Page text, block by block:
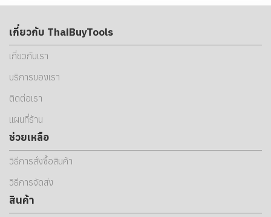
เกี่ยวกับ ThaiBuyTools
เกี่ยวกับเรา
บริการของเรา
ติดต่อเรา
แผนที่ร้าน
ช่วยเหลือ
วิธีการสั่งซื้อสินค้า
วิธีการจัดส่ง
สินค้า